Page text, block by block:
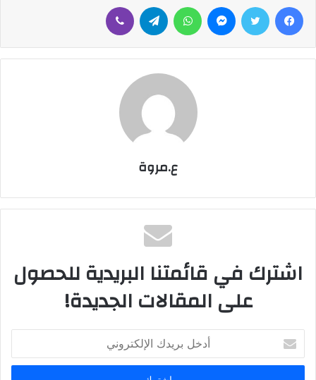
فيسبوك تويتر ماسنجر واتساب تيلقرام
ع.مروة
اشترك في قائمتنا البريدية للحصول
على المقالات الجديدة!
بريدك
الإلكتروني